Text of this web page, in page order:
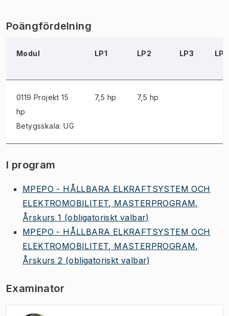
Poängfördelning
Modul LP1 LP2 LP3
0119 Projekt 15
hp
Betygsskala: UG
7,5 hp 7,5 hp
I program
MPEPO - HÅLLBARA ELKRAFTSYSTEM OCH
ELEKTROMOBILITET, MASTERPROGRAM,
Årskurs 1 (obligatoriskt valbar)
MPEPO - HÅLLBARA ELKRAFTSYSTEM OCH
ELEKTROMOBILITET, MASTERPROGRAM,
Årskurs 2 (obligatoriskt valbar)
Examinator